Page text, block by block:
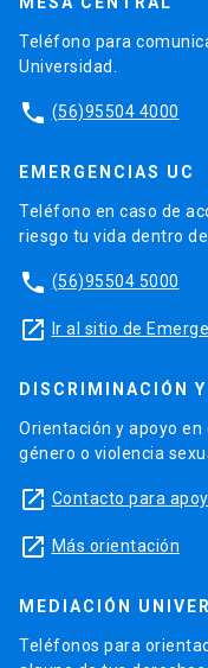
Teléfono para
Universidad.
phone (56)95504 4000
EMERGENCIAS UC
Teléfono en caso de
riesgo tu vida dentro
phone (56)95504 5000
launch Ir al sitio de
DISCRIMINACIÓN
Orientación y apoyo
género o violencia
launch Contacto para
launch Más orientación
MEDIACIÓN
Teléfonos para